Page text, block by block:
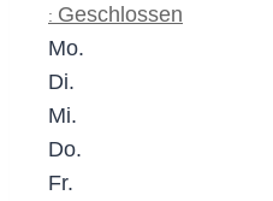
: Geschlossen
Mo.
Di.
Mi.
Do.
Fr.